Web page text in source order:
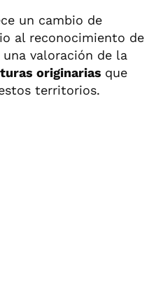
un cambio de
al reconocimiento de
una valoración de la
originarias que
territorios.